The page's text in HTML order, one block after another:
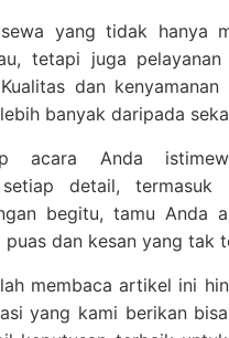
yang tidak hanya
tetapi juga
dan kenyamanan
banyak daripada
acara Anda
setiap detail, termasuk
begitu, tamu Anda
puas dan kesan yang tak
membaca artikel ini
yang kami berikan